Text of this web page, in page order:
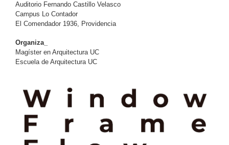
Auditorio Fernando Castillo Velasco
Campus Lo Contador
El Comendador 1936, Providencia
Organiza_
Magíster en Arquitectura UC
Escuela de Arquitectura UC